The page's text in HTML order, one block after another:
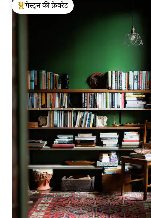
गेस्ट्स का टॉप फ़ेवरेट
गेस्ट्स की फ़ेवरेट